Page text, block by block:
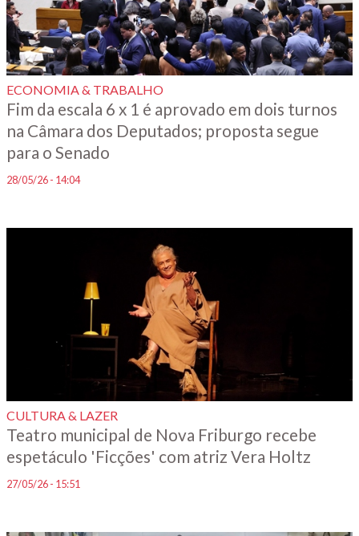
ECONOMIA & TRABALHO
Fim da escala 6 x 1 é aprovado em dois turnos
na Câmara dos Deputados; proposta segue
para o Senado
28/05/26 - 14:04
CULTURA & LAZER
Teatro municipal de Nova Friburgo recebe
espetáculo 'Ficções' com atriz Vera Holtz
27/05/26 - 15:51